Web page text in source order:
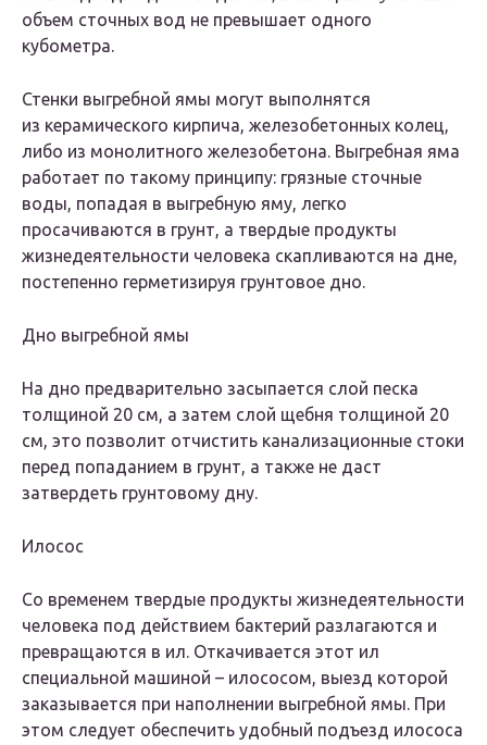
объем сточных вод не превышает одного
кубометра.
Стенки выгребной ямы могут выполнятся
из керамического кирпича, железобетонных колец,
либо из монолитного железобетона. Выгребная яма
работает по такому принципу: грязные сточные
воды, попадая в выгребную яму, легко
просачиваются в грунт, а твердые продукты
жизнедеятельности человека скапливаются на дне,
постепенно герметизируя грунтовое дно.
Дно выгребной ямы
На дно предварительно засыпается слой песка
толщиной 20 см, а затем слой щебня толщиной 20
см, это позволит отчистить канализационные стоки
перед попаданием в грунт, а также не даст
затвердеть грунтовому дну.
Илосос
Со временем твердые продукты жизнедеятельности
человека под действием бактерий разлагаются и
превращаются в ил. Откачивается этот ил
специальной машиной – илососом, выезд которой
заказывается при наполнении выгребной ямы. При
этом следует обеспечить удобный подъезд илососа